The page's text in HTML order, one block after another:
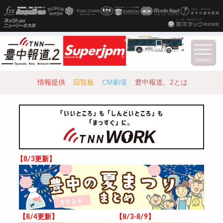
情報提供 回覧板 CM劇場 豊中報道。2とは
【8/3更新】
【8/4更新】 【8/3-8/9】
menu